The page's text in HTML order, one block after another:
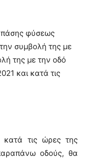
φύσεως
συμβολή της με
της με την οδό
και κατά τις
τις ώρες της
οδούς, θα